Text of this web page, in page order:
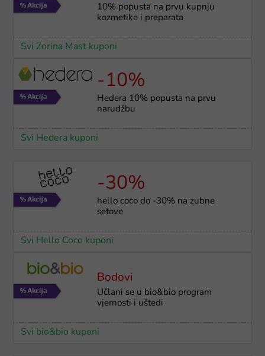
10% popusta na prvu kupnju
kozmetike i preparata
Svi Zorina Mast kuponi
-10%
Hedera 10% popusta na prvu
narudžbu
Svi Hedera kuponi
-30%
hello coco do -30% na zubne
setove
Svi Hello Coco kuponi
Bodovi
Učlani se u bio&bio program
vjernosti i uštedi
Svi bio&bio kuponi